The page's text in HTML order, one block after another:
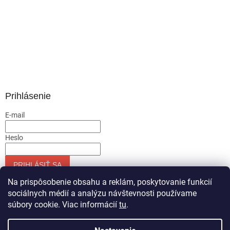
Na prispôsobenie obsahu a reklám, poskytovanie funkcií
sociálnych médií a analýzu návštevnosti používame
súbory cookie. Viac informácií tu.
Prihlásenie
E-mail
Heslo
PRIHLÁSIŤ SA
Nová registráciaZabudnuté heslo